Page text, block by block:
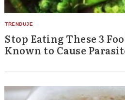
Stop Eating These 3
Known to Cause